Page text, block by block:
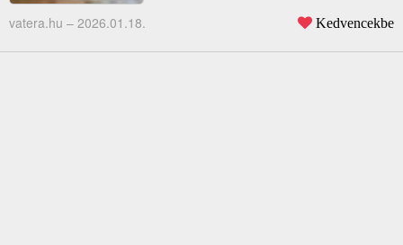
vatera.hu – 2026.01.18. Kedvencekbe